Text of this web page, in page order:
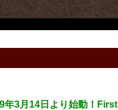
年3月14日より始動！First